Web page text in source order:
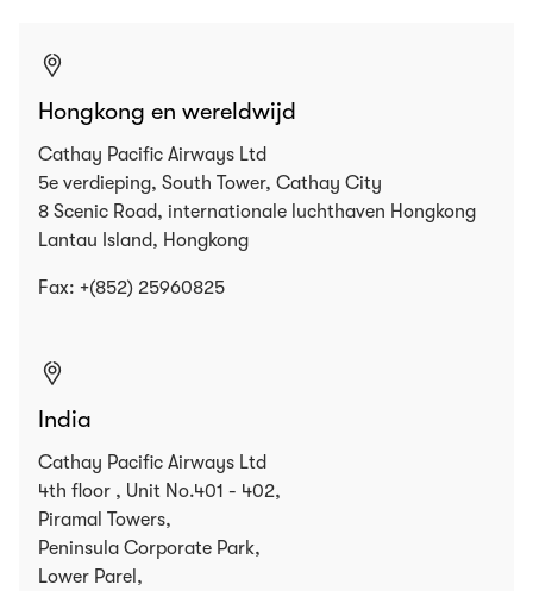
Hongkong en wereldwijd
Cathay Pacific Airways Ltd
5e verdieping, South Tower, Cathay City
8 Scenic Road, internationale luchthaven Hongkong
Lantau Island, Hongkong
Fax: +(852) 25960825
India
Cathay Pacific Airways Ltd
4th floor , Unit No.401 - 402,
Piramal Towers,
Peninsula Corporate Park,
Lower Parel,